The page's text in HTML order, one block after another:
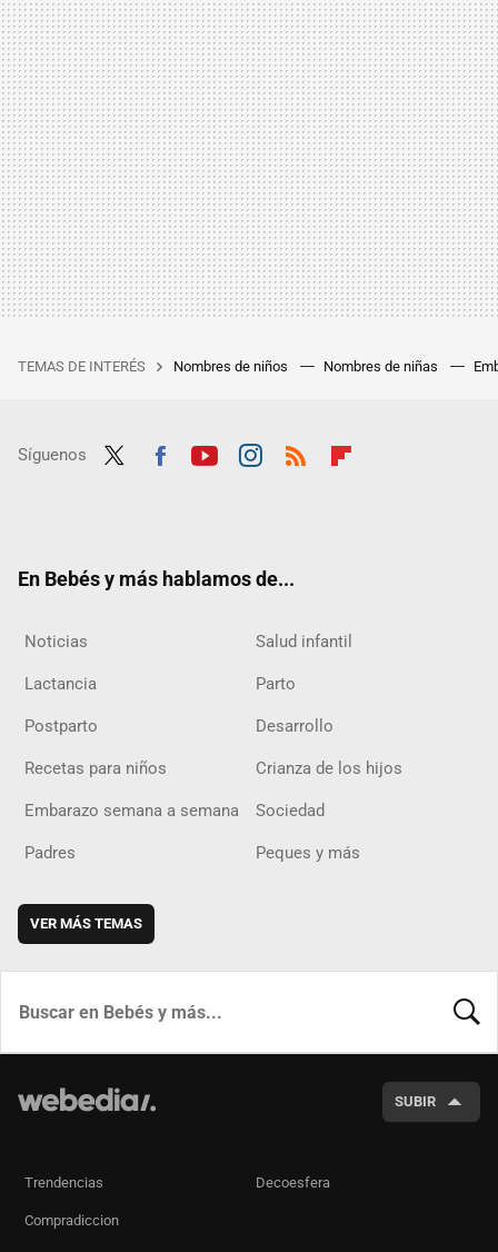
TEMAS DE INTERÉS Nombres de niños Nombres de niñas
Síguenos
En Bebés y más hablamos de...
Noticias Salud infantil
Lactancia Parto
Postparto Desarrollo
Recetas para niños Crianza de los hijos
Embarazo semana a semana Sociedad
Padres Peques y más
VER MÁS TEMAS
SUBIR
Trendencias Decoesfera
Compradiccion